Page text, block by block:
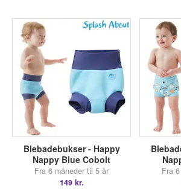
Blebadebukser - Happy
Nappy Blue Cobolt
Fra 6 måneder til 5 år
149 kr.
Fra